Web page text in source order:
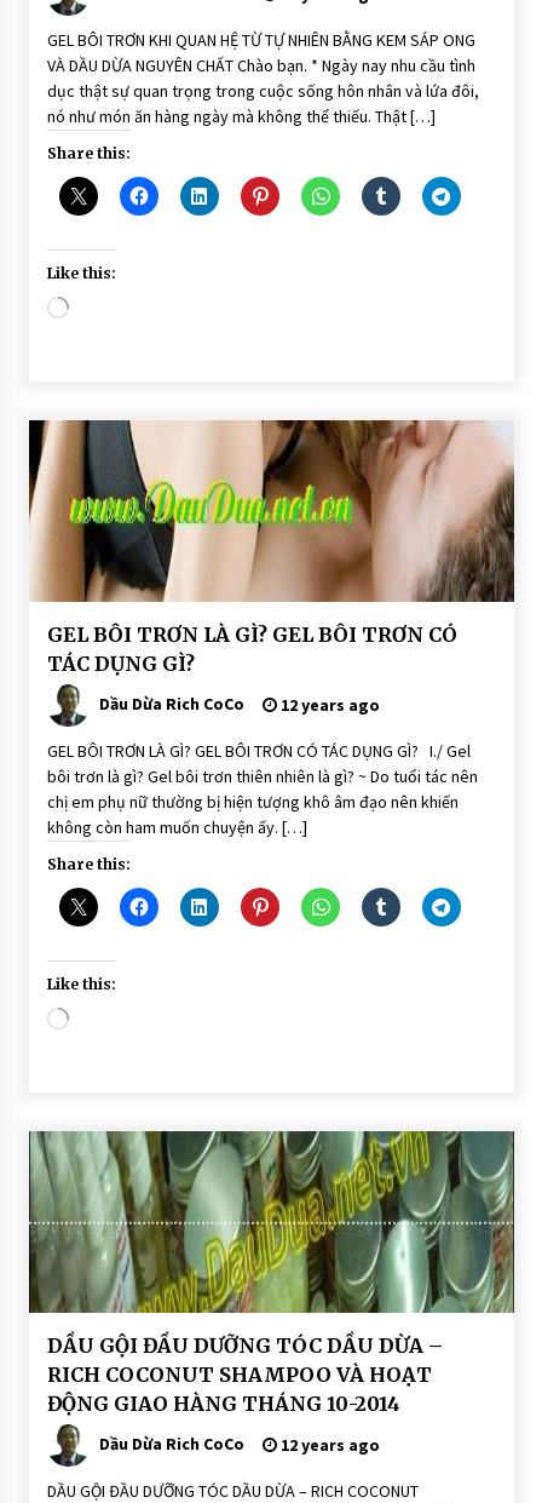
GEL BÔI TRƠN KHI QUAN HỆ TỪ TỰ NHIÊN BẰNG KEM SÁP ONG
VÀ DẦU DỪA NGUYÊN CHẤT Chào bạn. * Ngày nay nhu cầu tình
dục thật sự quan trọng trong cuộc sống hôn nhân và lứa đôi,
nó như món ăn hàng ngày mà không thể thiếu. Thật […]
Share this:
Like this:
Loading…
BÀI
VIẾT
GEL BÔI TRƠN LÀ GÌ? GEL BÔI TRƠN CÓ
TÁC DỤNG GÌ?
Dầu Dừa Rich CoCo 12 years ago
GEL BÔI TRƠN LÀ GÌ? GEL BÔI TRƠN CÓ TÁC DỤNG GÌ? I./ Gel
bôi trơn là gì? Gel bôi trơn thiên nhiên là gì? ~ Do tuổi tác nên
chị em phụ nữ thường bị hiện tượng khô âm đạo nên khiến
không còn ham muốn chuyện ấy. […]
Share this:
Like this:
Loading…
BÀI
VIẾT
Dầu
gội
đầu
dưỡng
tóc
dầu
dừa
DẦU GỘI ĐẦU DƯỠNG TÓC DẦU DỪA –
RICH COCONUT SHAMPOO VÀ HOẠT
ĐỘNG GIAO HÀNG THÁNG 10-2014
Dầu Dừa Rich CoCo 12 years ago
DẦU GỘI ĐẦU DƯỠNG TÓC DẦU DỪA – RICH COCONUT